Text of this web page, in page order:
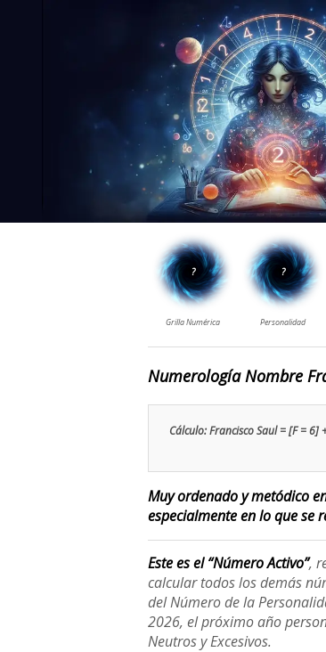
Numerología Nombre
Cálculo: Francisco Saul = [F =
Muy ordenado y metódico
especialmente en lo que se
Este es el “Número Activo”,
calcular todos los demás
del Número de la
2026, el próximo año
Neutros y Excesivos.